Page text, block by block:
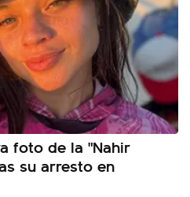
foto de la "Nahir
su arresto en